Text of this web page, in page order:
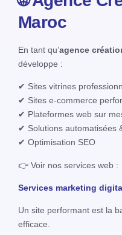
Maroc
En tant qu’agence
développe :
✔ Sites vitrines
✔ Sites e-commerce
✔ Plateformes web sur
✔ Solutions automatisées
✔ Optimisation SEO
👉 Voir nos services web :
Services marketing
Un site performant est la
efficace.